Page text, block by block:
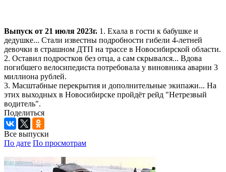
Выпуск от 21 июля 2023г. 1. Ехала в гости к бабушке и
дедушке... Стали известны подробности гибели 4-летней
девочки в страшном ДТП на трассе в Новосибирской области.
2. Оставил подростков без отца, а сам скрывался... Вдова
погибшего велосипедиста потребовала у виновника аварии 3
миллиона рублей.
3. Масштабные перекрытия и дополнительные экипажи... На
этих выходных в Новосибирске пройдёт рейд "Нетрезвый
водитель".
Поделиться
Все выпуски
По дате По просмотрам